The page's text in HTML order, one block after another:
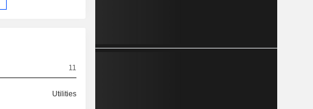
11
Utilities